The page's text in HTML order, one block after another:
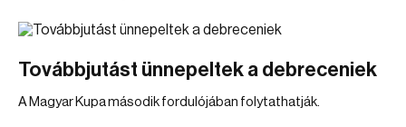
Továbbjutást ünnepeltek a debreceniek
A Magyar Kupa második fordulójában folytathatják.